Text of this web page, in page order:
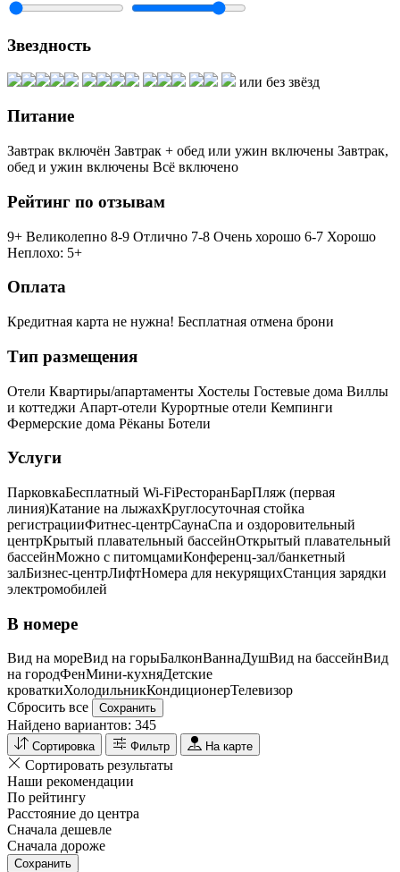
Звездность
или без звёзд
Питание
Завтрак включён Завтрак + обед или ужин включены Завтрак,
обед и ужин включены Всё включено
Рейтинг по отзывам
9+ Великолепно 8-9 Отлично 7-8 Очень хорошо 6-7 Хорошо
Неплохо: 5+
Оплата
Кредитная карта не нужна! Бесплатная отмена брони
Тип размещения
Отели Квартиры/апартаменты Хостелы Гостевые дома Виллы
и коттеджи Апарт-отели Курортные отели Кемпинги
Фермерские дома Рёканы Ботели
Услуги
ПарковкаБесплатный Wi-FiРесторанБарПляж (первая
линия)Катание на лыжахКруглосуточная стойка
регистрацииФитнес-центрСаунаСпа и оздоровительный
центрКрытый плавательный бассейнОткрытый плавательный
бассейнМожно с питомцамиКонференц-зал/банкетный
залБизнес-центрЛифтНомера для некурящихCтанция зарядки
электромобилей
В номере
Вид на мореВид на горыБалконВаннаДушВид на бассейнВид
на городФенМини-кухняДетские
кроваткиХолодильникКондиционерТелевизор
Сбросить все
Сохранить
Найдено вариантов: 345
Сортировка Фильтр На карте
Сортировать результаты
Наши рекомендации
По рейтингу
Расстояние до центра
Сначала дешевле
Сначала дороже
Сохранить